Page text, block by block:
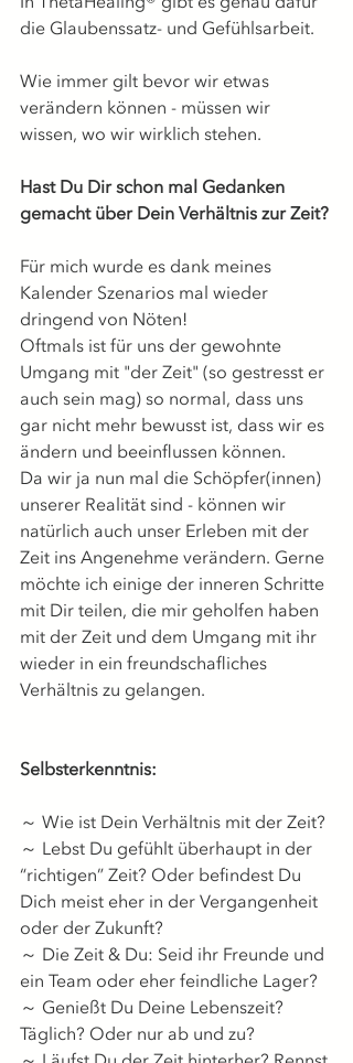
die Glaubenssatz- und Gefühlsarbeit.
Wie immer gilt bevor wir etwas
verändern können - müssen wir
wissen, wo wir wirklich stehen.
Hast Du Dir schon mal Gedanken
gemacht über Dein Verhältnis zur Zeit?
Für mich wurde es dank meines
Kalender Szenarios mal wieder
dringend von Nöten!
Oftmals ist für uns der gewohnte
Umgang mit "der Zeit" (so gestresst er
auch sein mag) so normal, dass uns
gar nicht mehr bewusst ist, dass wir es
ändern und beeinflussen können.
Da wir ja nun mal die Schöpfer(innen)
unserer Realität sind - können wir
natürlich auch unser Erleben mit der
Zeit ins Angenehme verändern. Gerne
möchte ich einige der inneren Schritte
mit Dir teilen, die mir geholfen haben
mit der Zeit und dem Umgang mit ihr
wieder in ein freundschafliches
Verhältnis zu gelangen.
Selbsterkenntnis:
～ Wie ist Dein Verhältnis mit der Zeit?
～ Lebst Du gefühlt überhaupt in der
“richtigen” Zeit? Oder befindest Du
Dich meist eher in der Vergangenheit
oder der Zukunft?
～ Die Zeit & Du: Seid ihr Freunde und
ein Team oder eher feindliche Lager?
～ Genießt Du Deine Lebenszeit?
Täglich? Oder nur ab und zu?